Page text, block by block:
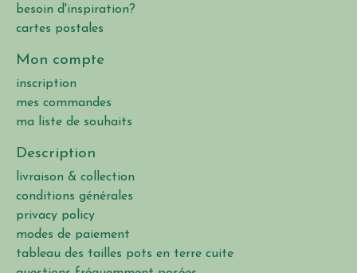
besoin d'inspiration?
cartes postales
Mon compte
inscription
mes commandes
ma liste de souhaits
Description
livraison & collection
conditions générales
privacy policy
modes de paiement
tableau des tailles pots en terre cuite